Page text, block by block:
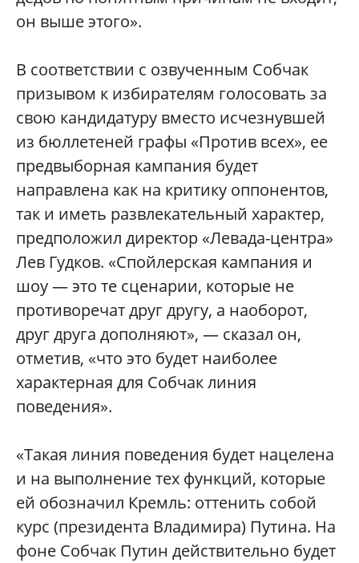
он выше этого».
В соответствии с озвученным Собчак
призывом к избирателям голосовать за
свою кандидатуру вместо исчезнувшей
из бюллетеней графы «Против всех», ее
предвыборная кампания будет
направлена как на критику оппонентов,
так и иметь развлекательный характер,
предположил директор «Левада-центра»
Лев Гудков. «Спойлерская кампания и
шоу — это те сценарии, которые не
противоречат друг другу, а наоборот,
друг друга дополняют», — сказал он,
отметив, «что это будет наиболее
характерная для Собчак линия
поведения».
«Такая линия поведения будет нацелена
и на выполнение тех функций, которые
ей обозначил Кремль: оттенить собой
курс (президента Владимира) Путина. На
фоне Собчак Путин действительно будет